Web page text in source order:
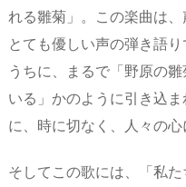
れる雛菊」。この楽曲は
とても優しい声の弾き語
うちに、まるで「野原の
いる」かのように引き込
に、時に切なく、人々の心
そしてこの歌には、「私